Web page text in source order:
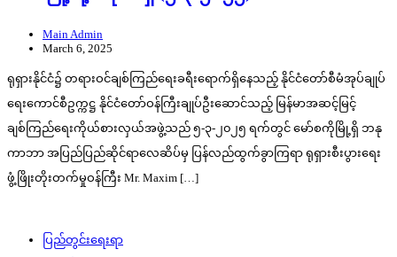
Main Admin
March 6, 2025
ရုရှားနိုင်ငံ၌ တရားဝင်ချစ်ကြည်ရေးခရီးရောက်ရှိနေသည့် နိုင်ငံတော်စီမံအုပ်ချုပ်
ရေးကောင်စီဥက္ကဋ္ဌ နိုင်ငံတော်ဝန်ကြီးချုပ်ဦးဆောင်သည့် မြန်မာအဆင့်မြင့်
ချစ်ကြည်ရေးကိုယ်စားလှယ်အဖွဲ့သည် ၅-၃-၂၀၂၅ ရက်တွင် မော်စကိုမြို့ရှိ ဘနု
ကာဘာ အပြည်ပြည်ဆိုင်ရာလေဆိပ်မှ ပြန်လည်ထွက်ခွာကြရာ ရုရှားစီးပွားရေး
ဖွံ့ဖြိုးတိုးတက်မှုဝန်ကြီး Mr. Maxim […]
ပြည်တွင်းရေးရာ